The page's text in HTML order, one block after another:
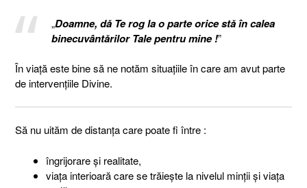
„Doamne, dă Te rog la o parte orice stă în calea
binecuvântărilor Tale pentru mine !”
În viaţă este bine să ne notăm situaţiile în care am avut parte
de intervenţiile Divine.
Să nu uităm de distanţa care poate fi între :
îngrijorare şi realitate,
viaţa interioară care se trăieşte la nivelul minţii şi viaţa